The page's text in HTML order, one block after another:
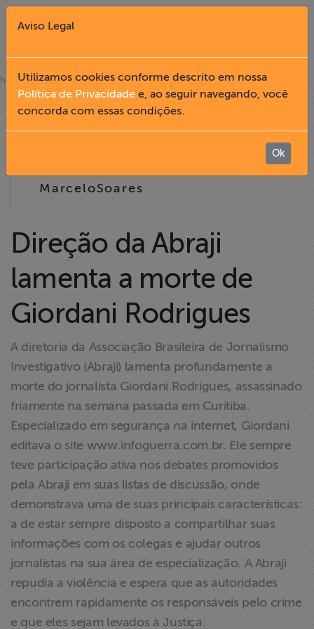
Fechar X
English
Institucional
Formação
Acesso à
Informação
Liberdade de
Expressão
Projetos
Proteção Legal
e Litigância
dos
Homenageados
Notícias
Associe-se
Doe para
home»notícias
09.03
MarceloSoares
Direção da Abraji
lamenta a morte de
Giordani Rodrigues
A diretoria da Associação Brasileira de Jornalismo
Investigativo (Abraji) lamenta profundamente a
morte do jornalista Giordani Rodrigues, assassinado
friamente na semana passada em Curitiba.
Especializado em segurança na internet, Giordani
editava o site www.infoguerra.com.br. Ele sempre
teve participação ativa nos debates promovidos
pela Abraji em suas listas de discussão, onde
demonstrava uma de suas principais características:
a de estar sempre disposto a compartilhar suas
informações com os colegas e ajudar outros
jornalistas na sua área de especialização. A Abraji
repudia a violência e espera que as autoridades
encontrem rapidamente os responsáveis pelo crime
e que eles sejam levados à Justiça.
Aviso Legal
Utilizamos cookies conforme descrito em nossa
Política de Privacidade e, ao seguir navegando, você
concorda com essas condições.
Ok